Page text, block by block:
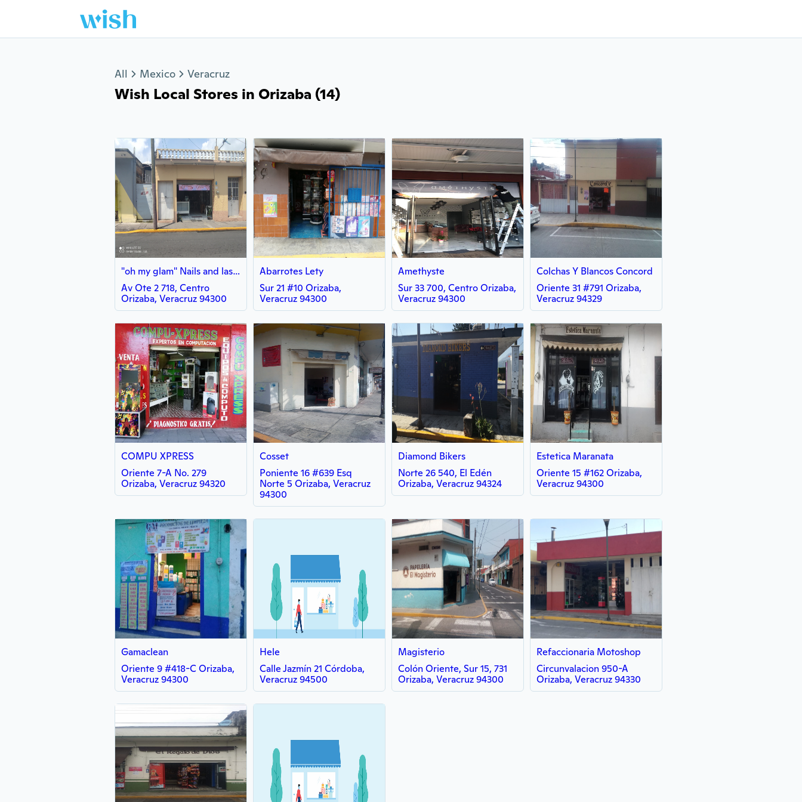
All Mexico Veracruz
Wish Local Stores in Orizaba (14)
"oh my glam" Nails and lashes supplies.
Av Ote 2 718, Centro
Orizaba, Veracruz 94300
Abarrotes Lety
Sur 21 #10 Orizaba,
Veracruz 94300
Amethyste
Sur 33 700, Centro Orizaba,
Veracruz 94300
Colchas Y Blancos Concord
Oriente 31 #791 Orizaba,
Veracruz 94329
COMPU XPRESS
Oriente 7-A No. 279
Orizaba, Veracruz 94320
Cosset
Poniente 16 #639 Esq
Norte 5 Orizaba, Veracruz
94300
Diamond Bikers
Norte 26 540, El Edén
Orizaba, Veracruz 94324
Estetica Maranata
Oriente 15 #162 Orizaba,
Veracruz 94300
Gamaclean
Oriente 9 #418-C Orizaba,
Veracruz 94300
Hele
Calle Jazmín 21 Córdoba,
Veracruz 94500
Magisterio
Colón Oriente, Sur 15, 731
Orizaba, Veracruz 94300
Refaccionaria Motoshop
Circunvalacion 950-A
Orizaba, Veracruz 94330